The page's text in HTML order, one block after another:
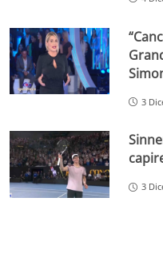
3
3